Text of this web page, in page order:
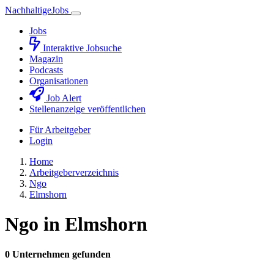
NachhaltigeJobs
Jobs
Interaktive Jobsuche
Magazin
Podcasts
Organisationen
Job Alert
Stellenanzeige veröffentlichen
Für Arbeitgeber
Login
Home
Arbeitgeberverzeichnis
Ngo
Elmshorn
Ngo in Elmshorn
0 Unternehmen gefunden